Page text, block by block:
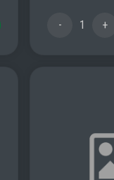
- 1 +